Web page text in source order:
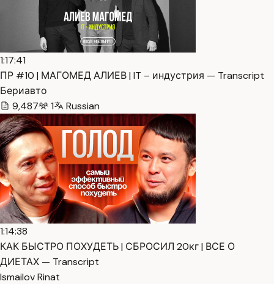
1:17:41
ПР #10 | МАГОМЕД АЛИЕВ | IT – индустрия — Transcript
Бериавто
9,487
1 Russian
1:14:38
КАК БЫСТРО ПОХУДЕТЬ | СБРОСИЛ 20кг | ВСЕ О
ДИЕТАХ — Transcript
Ismailov Rinat